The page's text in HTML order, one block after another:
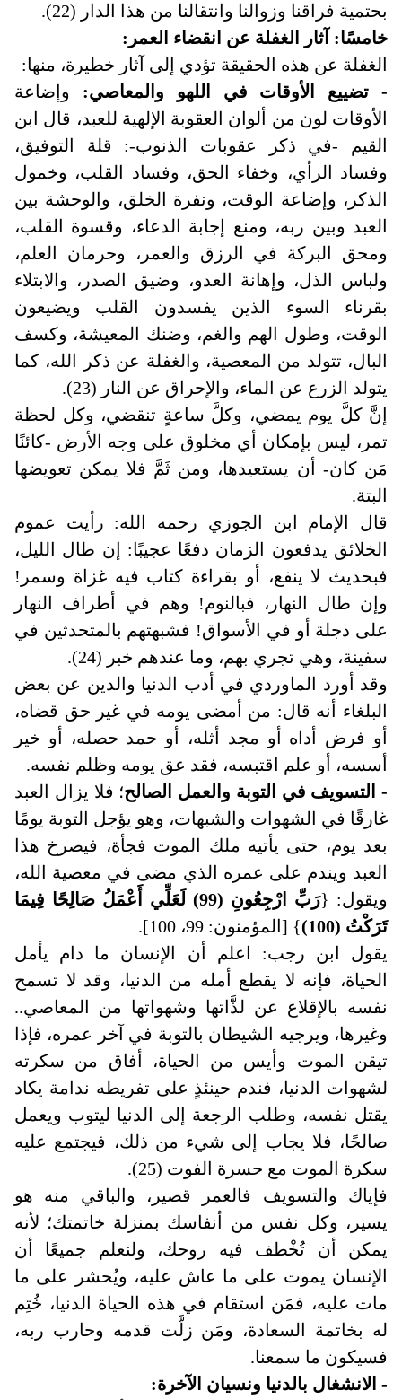
بحتمية فراقنا وزوالنا وانتقالنا من هذا الدار (22).
خامسًا: آثار الغفلة عن انقضاء العمر:
الغفلة عن هذه الحقيقة تؤدي إلى آثار خطيرة، منها:
- تضييع الأوقات في اللهو والمعاصي: وإضاعة
الأوقات لون من ألوان العقوبة الإلهية للعبد، قال ابن
القيم -في ذكر عقوبات الذنوب-: قلة التوفيق،
وفساد الرأي، وخفاء الحق، وفساد القلب، وخمول
الذكر، وإضاعة الوقت، ونفرة الخلق، والوحشة بين
العبد وبين ربه، ومنع إجابة الدعاء، وقسوة القلب،
ومحق البركة في الرزق والعمر، وحرمان العلم،
ولباس الذل، وإهانة العدو، وضيق الصدر، والابتلاء
بقرناء السوء الذين يفسدون القلب ويضيعون
الوقت، وطول الهم والغم، وضنك المعيشة، وكسف
البال، تتولد من المعصية، والغفلة عن ذكر الله، كما
يتولد الزرع عن الماء، والإحراق عن النار (23).
إنَّ كلَّ يوم يمضي، وكلَّ ساعةٍ تنقضي، وكل لحظة
تمر، ليس بإمكان أي مخلوق على وجه الأرض -كائنًا
مَن كان- أن يستعيدها، ومن ثَمَّ فلا يمكن تعويضها
البتة.
قال الإمام ابن الجوزي رحمه الله: رأيت عموم
الخلائق يدفعون الزمان دفعًا عجيبًا: إن طال الليل،
فبحديث لا ينفع، أو بقراءة كتاب فيه غزاة وسمر!
وإن طال النهار، فبالنوم! وهم في أطراف النهار
على دجلة أو في الأسواق! فشبهتهم بالمتحدثين في
سفينة، وهي تجري بهم، وما عندهم خبر (24).
وقد أورد الماوردي في أدب الدنيا والدين عن بعض
البلغاء أنه قال: من أمضى يومه في غير حق قضاه،
أو فرض أداه أو مجد أثله، أو حمد حصله، أو خير
أسسه، أو علم اقتبسه، فقد عق يومه وظلم نفسه.
- التسويف في التوبة والعمل الصالح؛ فلا يزال العبد
غارقًا في الشهوات والشبهات، وهو يؤجل التوبة يومًا
بعد يوم، حتى يأتيه ملك الموت فجأة، فيصرخ هذا
العبد ويندم على عمره الذي مضى في معصية الله،
ويقول: {
رَبِّ ارْجِعُونِ (99) لَعَلِّي أَعْمَلُ صَالِحًا فِيمَا
تَرَكْتُ (100)
} [المؤمنون: 99، 100].
يقول ابن رجب: اعلم أن الإنسان ما دام يأمل
الحياة، فإنه لا يقطع أمله من الدنيا، وقد لا تسمح
نفسه بالإقلاع عن لذَّاتها وشهواتها من المعاصي..
وغيرها، ويرجيه الشيطان بالتوبة في آخر عمره، فإذا
تيقن الموت وأيس من الحياة، أفاق من سكرته
لشهوات الدنيا، فندم حينئذٍ على تفريطه ندامة يكاد
يقتل نفسه، وطلب الرجعة إلى الدنيا ليتوب ويعمل
صالحًا، فلا يجاب إلى شيء من ذلك، فيجتمع عليه
سكرة الموت مع حسرة الفوت (25).
فإياك والتسويف فالعمر قصير، والباقي منه هو
يسير، وكل نفس من أنفاسك بمنزلة خاتمتك؛ لأنه
يمكن أن تُخْطف فيه روحك، ولنعلم جميعًا أن
الإنسان يموت على ما عاش عليه، ويُحشر على ما
مات عليه، فمَن استقام في هذه الحياة الدنيا، خُتِم
له بخاتمة السعادة، ومَن زلَّت قدمه وحارب ربه،
فسيكون ما سمعنا.
- الانشغال بالدنيا ونسيان الآخرة: